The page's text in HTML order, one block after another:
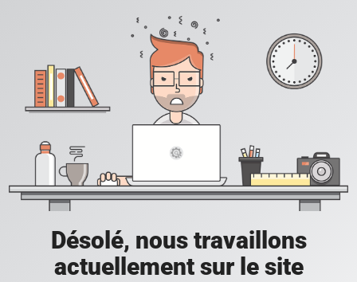
Désolé, nous travaillons
actuellement sur le site